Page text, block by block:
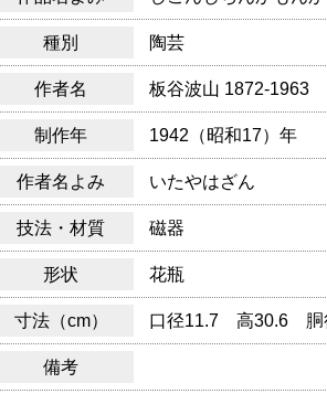
種別 陶芸
作者名 板谷波山 1872-1963
制作年 1942（昭和17）年
作者名よみ いたやはざん
技法・材質 磁器
形状 花瓶
寸法（cm） 口径11.7 高30.6 胴
備考